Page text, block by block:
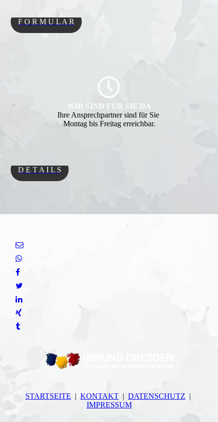
F O R M U L A R
WIR SIND FÜR SIE DA
Ihre Ansprechpartner sind für Sie
Montag bis Freitag erreichbar.
D E T A I L S
STARTSEITE | KONTAKT | DATEN­SCHUTZ |
IMPRESSUM